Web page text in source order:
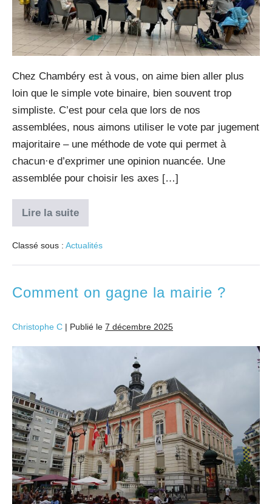
Chez Chambéry est à vous, on aime bien aller plus
loin que le simple vote binaire, bien souvent trop
simpliste. C’est pour cela que lors de nos
assemblées, nous aimons utiliser le vote par jugement
majoritaire – une méthode de vote qui permet à
chacun·e d’exprimer une opinion nuancée. Une
assemblée pour choisir les axes […]
Lire la suite
Classé sous : Actualités
Comment on gagne la mairie ?
Christophe C | Publié le 7 décembre 2025